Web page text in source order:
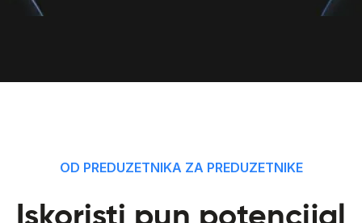
OD PREDUZETNIKA ZA PREDUZETNIKE